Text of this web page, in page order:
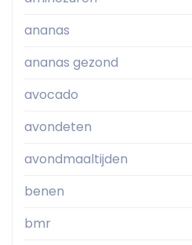
ananas
ananas gezond
avocado
avondeten
avondmaaltijden
benen
bmr